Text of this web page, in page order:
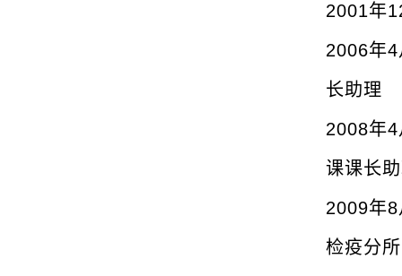
2001年1
2006年4
长助理
2008年4
课课长
2009年8
检疫分